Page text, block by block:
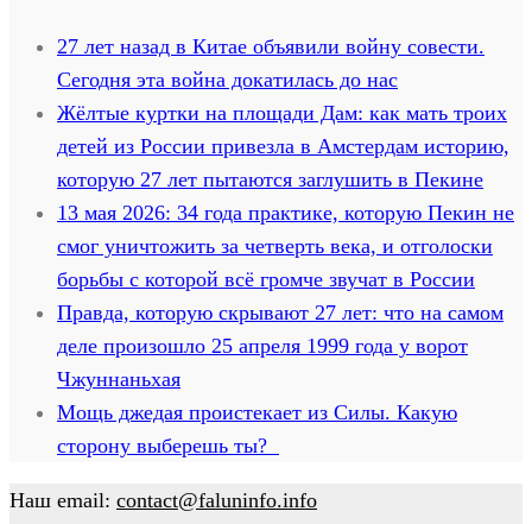
27 лет назад в Китае объявили войну совести.
Сегодня эта война докатилась до нас
Жёлтые куртки на площади Дам: как мать троих
детей из России привезла в Амстердам историю,
которую 27 лет пытаются заглушить в Пекине
13 мая 2026: 34 года практике, которую Пекин не
смог уничтожить за четверть века, и отголоски
борьбы с которой всё громче звучат в России
Правда, которую скрывают 27 лет: что на самом
деле произошло 25 апреля 1999 года у ворот
Чжуннаньхая
Мощь джедая проистекает из Силы. Какую
сторону выберешь ты?
Наш email: contact@faluninfo.info